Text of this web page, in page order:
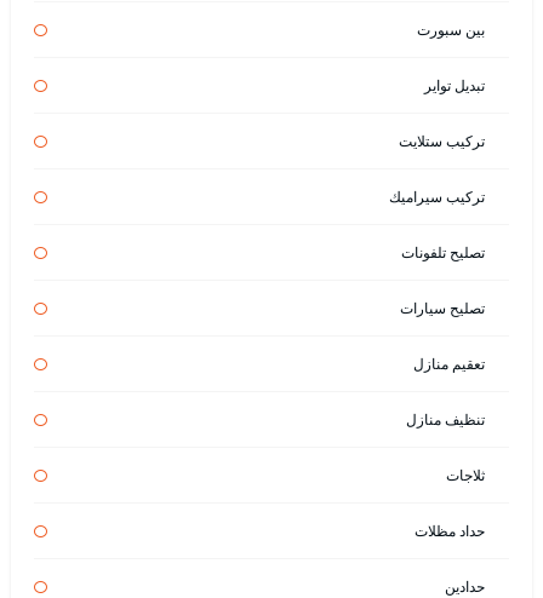
بين سبورت
تبديل تواير
تركيب ستلايت
تركيب سيراميك
تصليح تلفونات
تصليح سيارات
تعقيم منازل
تنظيف منازل
ثلاجات
حداد مظلات
حدادين